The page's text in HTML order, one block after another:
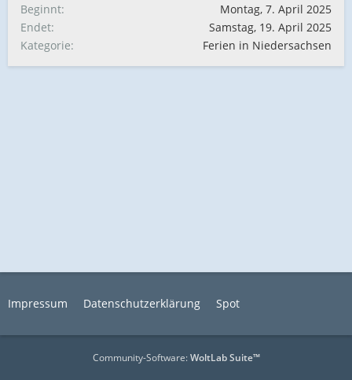
Beginnt
Montag, 7. April 2025
Endet
Samstag, 19. April 2025
Kategorie
Ferien in Niedersachsen
Impressum Datenschutzerklärung Spot
Community-Software:WoltLab Suite™